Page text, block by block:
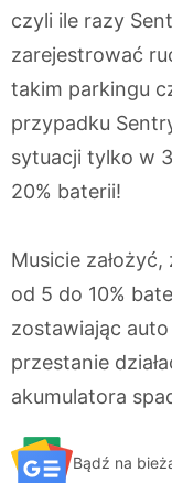
czyli ile razy
zarejestrować
takim parkingu
przypadku
sytuacji tylko w
20% baterii!
Musicie
od 5 do 10%
zostawiając auto
przestanie
akumulatora
Bądź na